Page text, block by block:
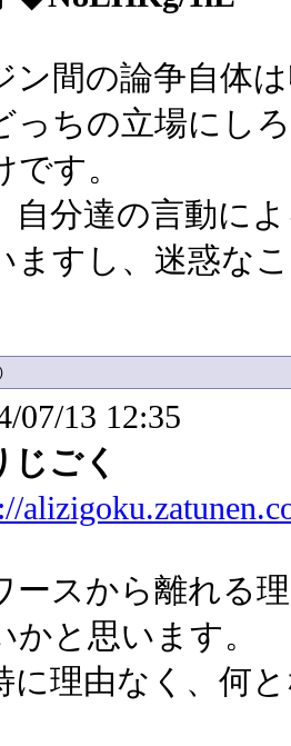
間の論争自体
っちの立場にし
です。
自分達の言動に
ますし、迷惑な
07/13 12:35
じごく
ースから離れる
かと思います。
に理由なく、何